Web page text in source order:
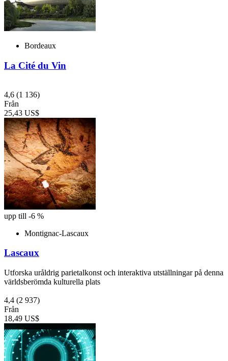
Bordeaux
La Cité du Vin
4,6 (1 136)
Från
25,43 US$
upp till -6 %
Montignac-Lascaux
Lascaux
Utforska uråldrig parietalkonst och interaktiva utställningar på denna
världsberömda kulturella plats
4,4 (2 937)
Från
18,49 US$